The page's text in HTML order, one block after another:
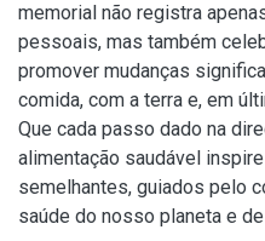
memorial não registra
pessoais, mas também
promover mudanças
comida, com a terra e, em
Que cada passo dado na
alimentação saudável
semelhantes, guiados pelo
saúde do nosso planeta e